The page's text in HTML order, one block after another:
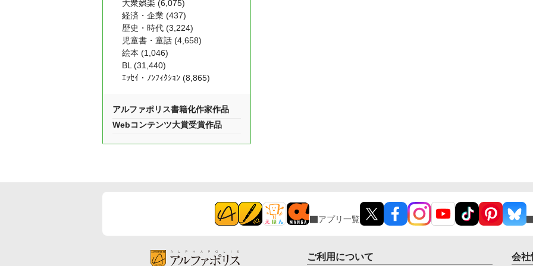
大衆娯楽 (6,075)
経済・企業 (437)
歴史・時代 (3,224)
児童書・童話 (4,658)
絵本 (1,046)
BL (31,440)
ｴｯｾｲ・ﾉﾝﾌｨｸｼｮﾝ (8,865)
アルファポリス書籍化作家作品
Webコンテンツ大賞受賞作品
アプリ一覧
ご利用について 会社